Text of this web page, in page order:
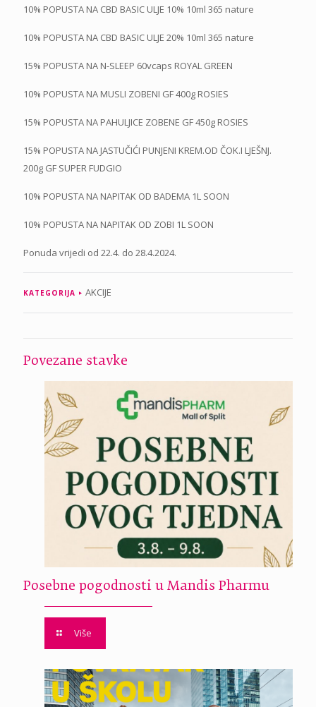
10% POPUSTA NA CBD BASIC ULJE 10% 10ml 365 nature
10% POPUSTA NA CBD BASIC ULJE 20% 10ml 365 nature
15% POPUSTA NA N-SLEEP 60vcaps ROYAL GREEN
10% POPUSTA NA MUSLI ZOBENI GF 400g ROSIES
15% POPUSTA NA PAHULJICE ZOBENE GF 450g ROSIES
15% POPUSTA NA JASTUČIĆI PUNJENI KREM.OD ČOK.I LJEŠNJ.
200g GF SUPER FUDGIO
10% POPUSTA NA NAPITAK OD BADEMA 1L SOON
10% POPUSTA NA NAPITAK OD ZOBI 1L SOON
Ponuda vrijedi od 22.4. do 28.4.2024.
KATEGORIJA AKCIJE
Povezane stavke
Posebne pogodnosti u Mandis Pharmu
Više